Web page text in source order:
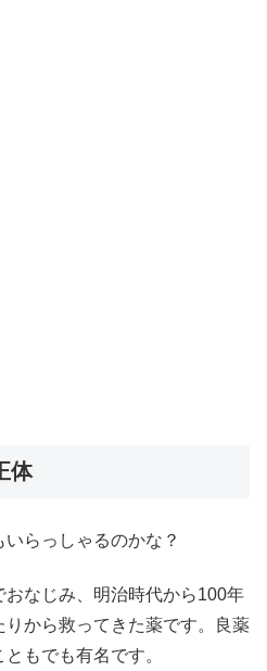
体
らっしゃるのかな？
なじみ、明治時代から100年
りから救ってきた薬です。良薬
もでも有名です。